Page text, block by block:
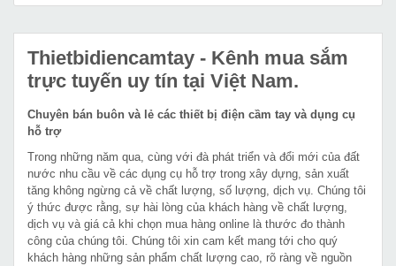
Thietbidiencamtay - Kênh mua sắm
trực tuyến uy tín tại Việt Nam.
Chuyên bán buôn và lẻ các thiết bị điện cầm tay và dụng cụ
hỗ trợ
Trong những năm qua, cùng với đà phát triển và đổi mới của đất
nước nhu cầu về các dụng cụ hỗ trợ trong xây dựng, sản xuất
tăng không ngừng cả về chất lượng, số lượng, dịch vụ. Chúng tôi
ý thức được rằng, sự hài lòng của khách hàng về chất lượng,
dịch vụ và giá cả khi chọn mua hàng online là thước đo thành
công của chúng tôi. Chúng tôi xin cam kết mang tới cho quý
khách hàng những sản phẩm chất lượng cao, rõ ràng về nguồn